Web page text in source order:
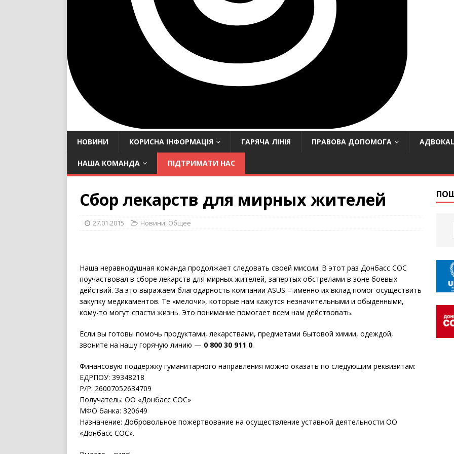
НОВИНИ КОРИСНА ІНФОРМАЦІЯ ГАРЯЧА ЛІНІЯ ПРАВОВА ДОПОМОГА
НАША КОМАНДА ПІДТРИМАТИ НАС
Сбор лекарств для мирных жителей
27.01.2015 Новини, Общее
Наша неравнодушная команда продолжает следовать своей миссии. В этот раз Донбасс СОС
поучаствовал в сборе лекарств для мирных жителей, запертых обстрелами в зоне боевых
действий. За это выражаем благодарность компании ASUS – именно их вклад помог осуществить
закупку медикаментов. Те «мелочи», которые нам кажутся незначительными и обыденными,
кому-то могут спасти жизнь. Это понимание помогает всем нам действовать.
Если вы готовы помочь продуктами, лекарствами, предметами бытовой химии, одеждой,
звоните на нашу горячую линию — 0 800 30 911 0.
Финансовую поддержку гуманитарного направления можно оказать по следующим реквизитам:
ЕДРПОУ: 39348218
Р/Р: 26007052634709
Получатель: ОО «Донбасс СОС»
МФО банка: 320649
Назначение: Добровольное пожертвование на осуществление уставной деятельности ОО
«Донбасс СОС».